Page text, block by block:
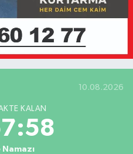
10.08.2026
KALAN